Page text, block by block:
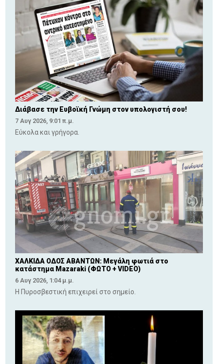
Διάβασε την Ευβοϊκή Γνώμη στον υπολογιστή σου!
7 Αυγ 2026, 9:01 π.μ.
Εύκολα και γρήγορα.
ΧΑΛΚΙΔΑ ΟΔΟΣ ΑΒΑΝΤΩΝ: Μεγάλη φωτιά στο
κατάστημα Mazaraki (ΦΩΤΟ + VIDEO)
6 Αυγ 2026, 1:04 μ.μ.
Η Πυροσβεστική επιχειρεί στο σημείο.